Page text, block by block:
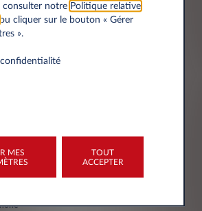
consulter notre Politique relative
ou cliquer sur le bouton « Gérer
».
TOUT
ACCEPTER